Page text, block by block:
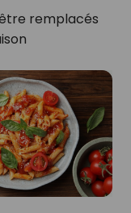
remplacés